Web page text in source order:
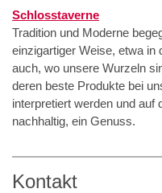
Schlosstaverne
Tradition und Moderne
einzigartiger Weise, etwa in
auch, wo unsere Wurzeln
deren beste Produkte bei
interpretiert werden und auf
nachhaltig, ein Genuss.
Kontakt